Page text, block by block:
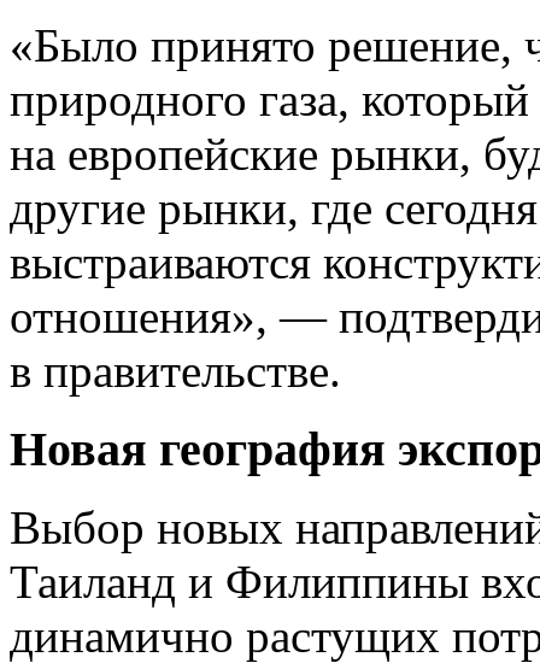
«Было принято решение,
природного газа,
на европейские рынки,
другие рынки, где
выстраиваются
отношения», —
в правительстве.
Новая география
Выбор новых
Таиланд и Филиппины
динамично растущих